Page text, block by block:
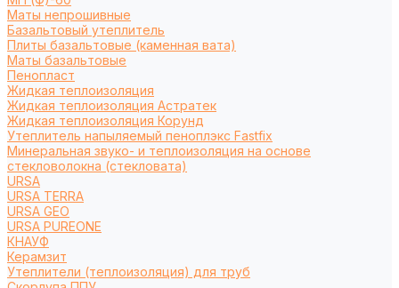
Маты непрошивные
Базальтовый утеплитель
Плиты базальтовые (каменная вата)
Маты базальтовые
Пенопласт
Жидкая теплоизоляция
Жидкая теплоизоляция Астратек
Жидкая теплоизоляция Корунд
Утеплитель напыляемый пеноплэкс Fastfix
Минеральная звуко- и теплоизоляция на основе
стекловолокна (стекловата)
URSA
URSA TERRA
URSA GEO
URSA PUREONE
КНАУФ
Керамзит
Утеплители (теплоизоляция) для труб